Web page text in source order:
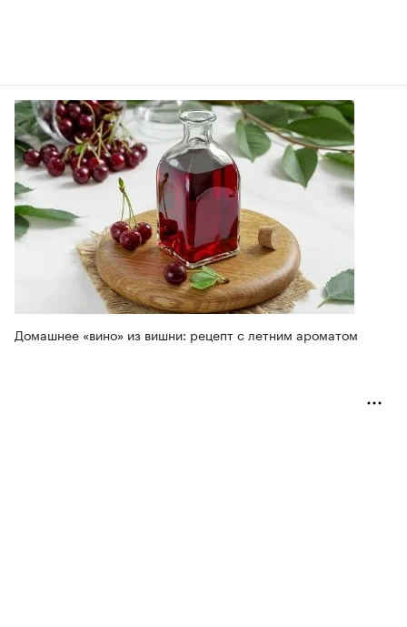
Домашнее «вино» из вишни: рецепт с летним ароматом